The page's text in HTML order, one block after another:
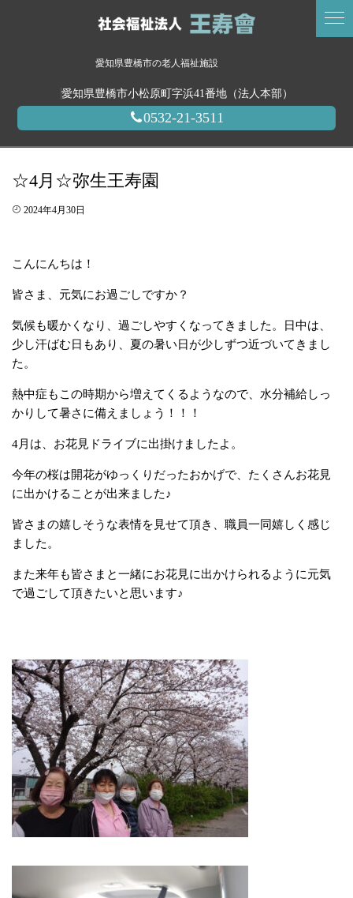
愛知県豊橋市の老人福祉施設
愛知県豊橋市小松原町字浜41番地（法人本部）
0532-21-3511
☆4月☆弥生王寿園
2024年4月30日
こんにんちは！
皆さま、元気にお過ごしですか？
気候も暖かくなり、過ごしやすくなってきました。日中は、
少し汗ばむ日もあり、夏の暑い日が少しずつ近づいてきまし
た。
熱中症もこの時期から増えてくるようなので、水分補給しっ
かりして暑さに備えましょう！！！
4月は、お花見ドライブに出掛けましたよ。
今年の桜は開花がゆっくりだったおかげで、たくさんお花見
に出かけることが出来ました♪
皆さまの嬉しそうな表情を見せて頂き、職員一同嬉しく感じ
ました。
また来年も皆さまと一緒にお花見に出かけられるように元気
で過ごして頂きたいと思います♪